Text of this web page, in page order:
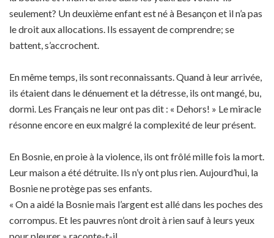
seulement? Un deuxième enfant est né à Besançon et il n’a pas
le droit aux allocations. Ils essayent de comprendre; se
battent, s’accrochent.
En même temps, ils sont reconnaissants. Quand à leur arrivée,
ils étaient dans le dénuement et la détresse, ils ont mangé, bu,
dormi. Les Français ne leur ont pas dit : « Dehors! » Le miracle
résonne encore en eux malgré la complexité de leur présent.
En Bosnie, en proie à la violence, ils ont frôlé mille fois la mort.
Leur maison a été détruite. Ils n’y ont plus rien. Aujourd’hui, la
Bosnie ne protège pas ses enfants.
« On a aidé la Bosnie mais l’argent est allé dans les poches des
corrompus. Et les pauvres n’ont droit à rien sauf à leurs yeux